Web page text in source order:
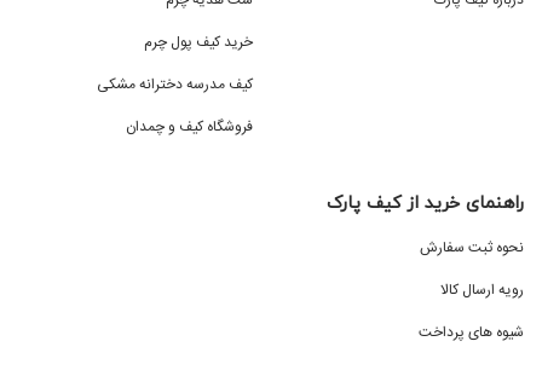
خرید کیف پول چرم
کیف مدرسه دخترانه مشکی
فروشگاه کیف و چمدان
راهنمای خرید از کیف پارک
نحوه ثبت سفارش
رویه ارسال کالا
شیوه های پرداخت